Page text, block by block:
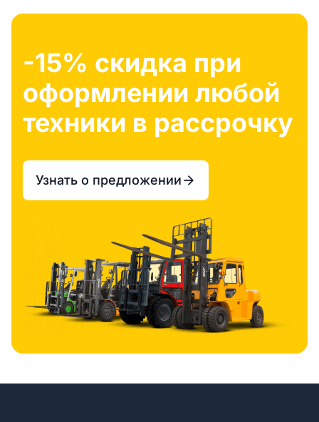
-15% скидка при
оформлении любой
техники в рассрочку
Узнать о предложении